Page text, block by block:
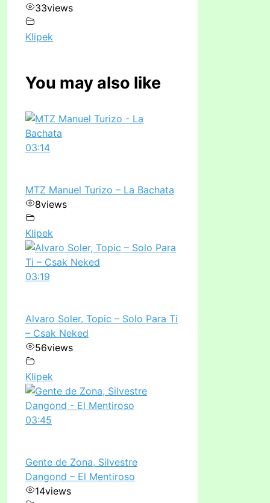
33views
Klipek
You may also like
03:14
MTZ Manuel Turizo – La Bachata
8views
Klipek
03:19
Alvaro Soler, Topic – Solo Para Ti
– Csak Neked
56views
Klipek
03:45
Gente de Zona, Silvestre
Dangond – El Mentiroso
14views